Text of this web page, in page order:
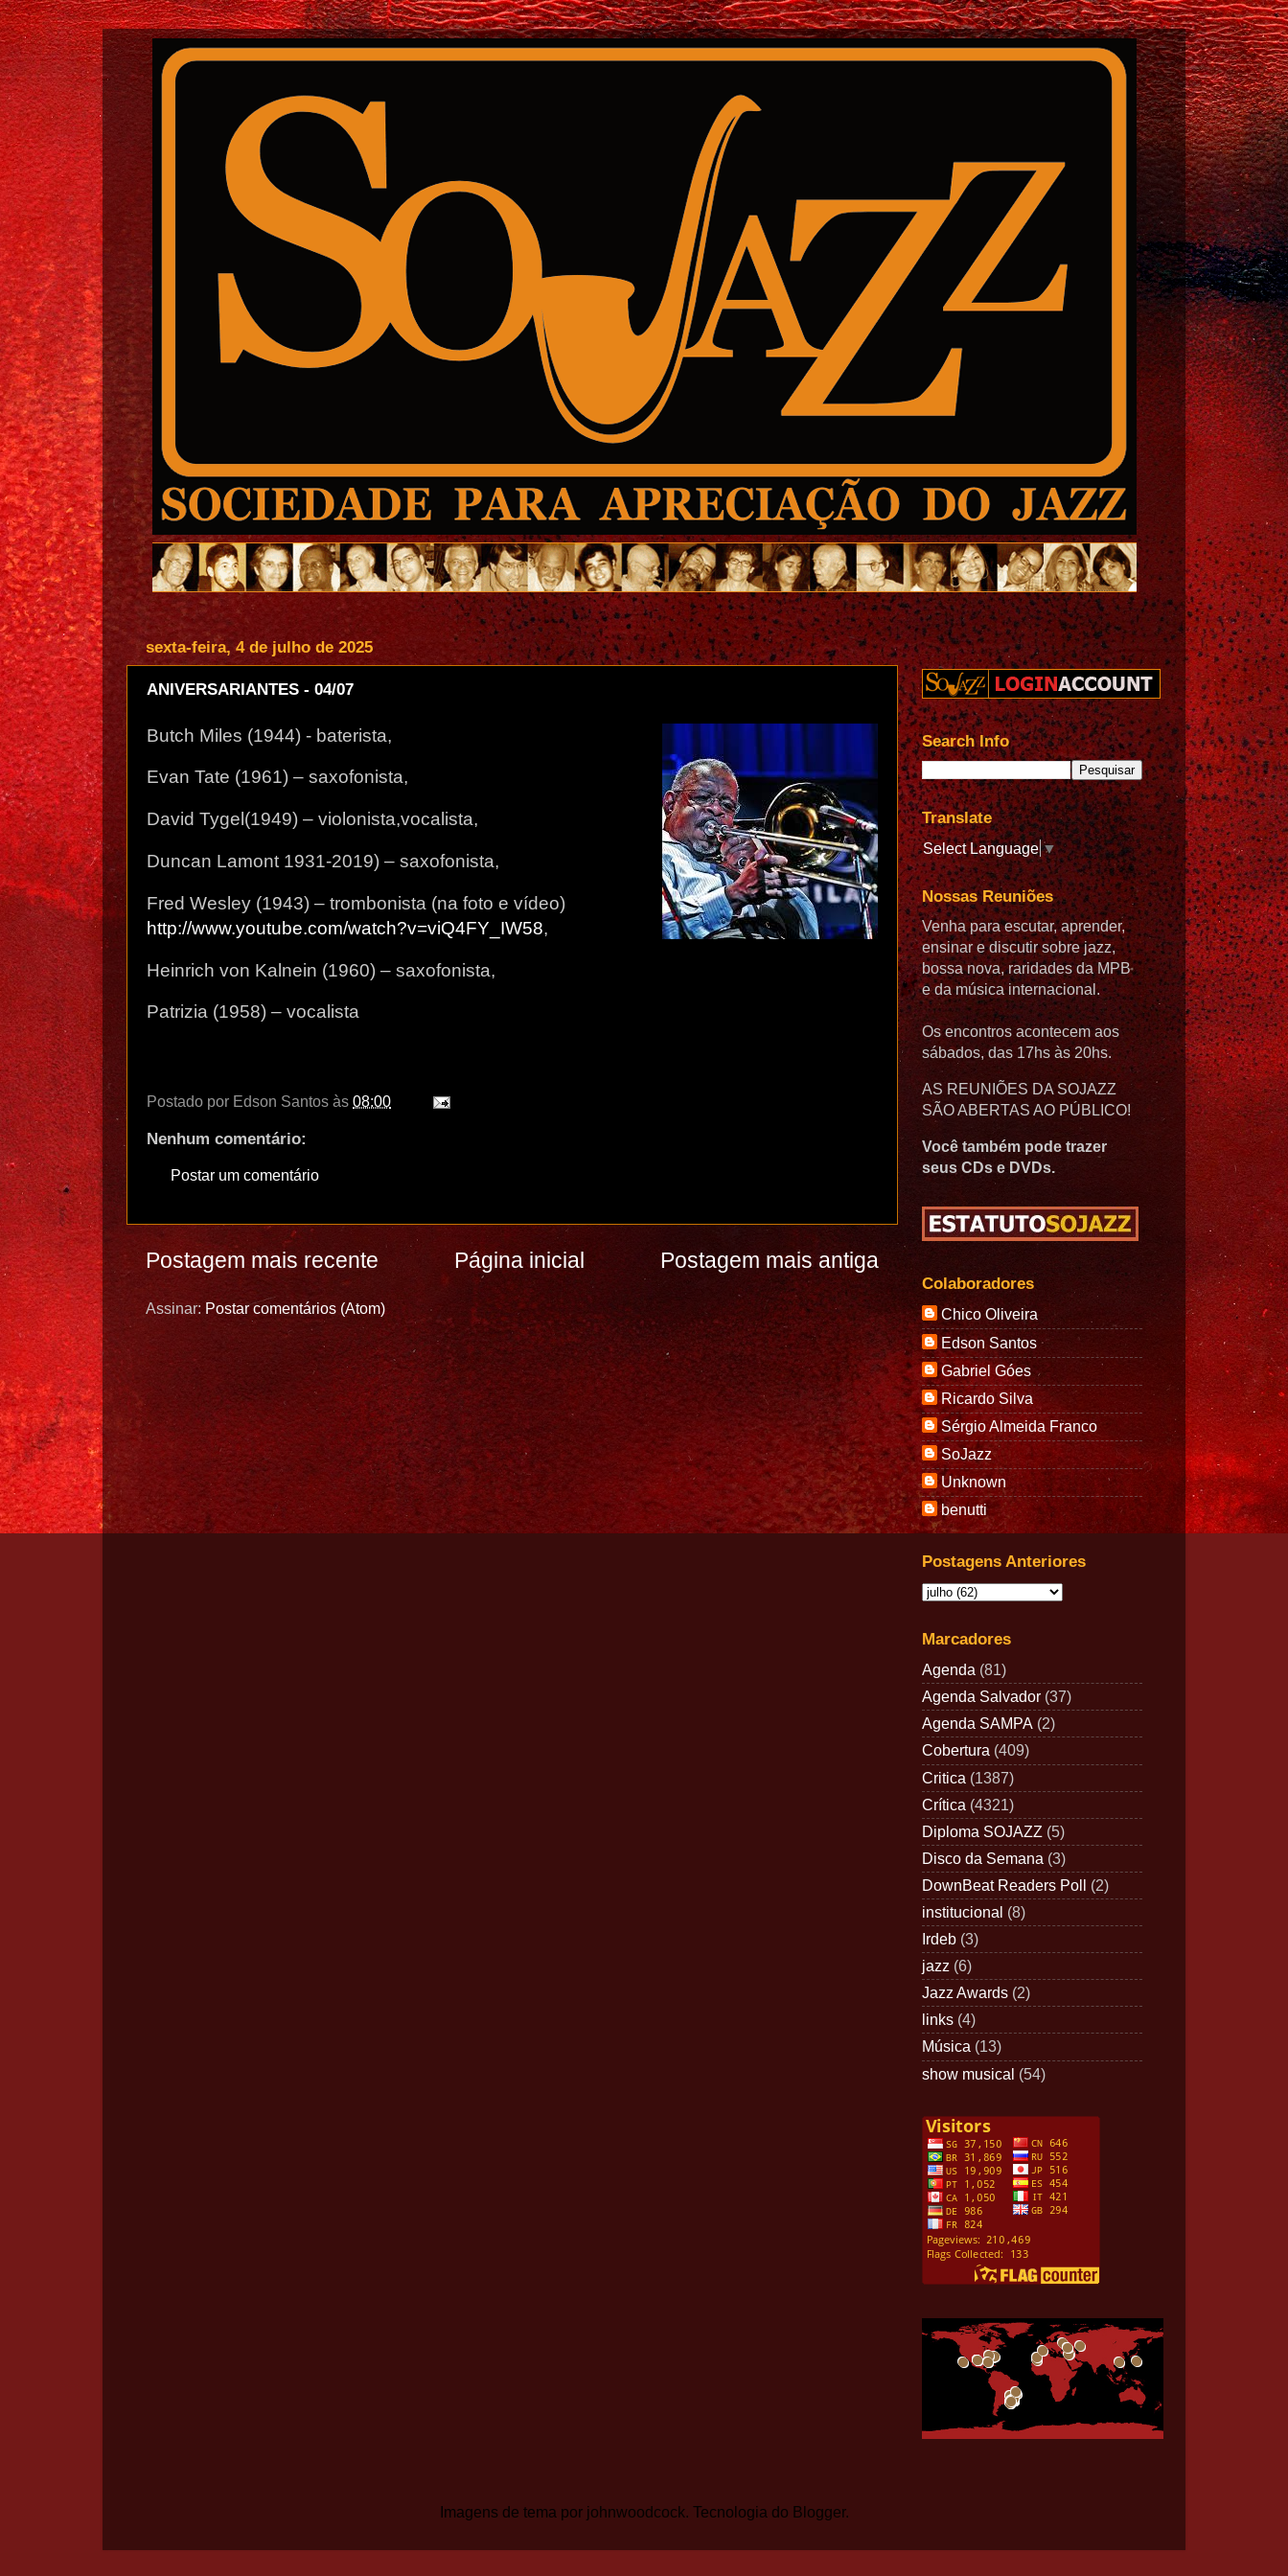
sexta-feira, 4 de julho de 2025
ANIVERSARIANTES - 04/07
Butch Miles (1944) - baterista,
Evan Tate (1961) – saxofonista,
David Tygel(1949) – violonista,vocalista,
Duncan Lamont 1931-2019) – saxofonista,
Fred Wesley (1943) – trombonista (na foto e vídeo)
http://www.youtube.com/watch?v=viQ4FY_IW58,
Heinrich von Kalnein (1960) – saxofonista,
Patrizia (1958) – vocalista
Postado por Edson Santos às 08:00
Nenhum comentário:
Postar um comentário
Postagem mais recente Postagem mais antiga
Página inicial
Assinar: Postar comentários (Atom)
Search Info
Translate
Select Language▼
Nossas Reuniões
Venha para escutar, aprender,
ensinar e discutir sobre jazz,
bossa nova, raridades da MPB
e da música internacional.
Os encontros acontecem aos
sábados, das 17hs às 20hs.
AS REUNIÕES DA SOJAZZ
SÃO ABERTAS AO PÚBLICO!
Você também pode trazer
seus CDs e DVDs.
Colaboradores
Chico Oliveira
Edson Santos
Gabriel Góes
Ricardo Silva
Sérgio Almeida Franco
SoJazz
Unknown
benutti
Postagens Anteriores
Marcadores
Agenda (81)
Agenda Salvador (37)
Agenda SAMPA (2)
Cobertura (409)
Critica (1387)
Crítica (4321)
Diploma SOJAZZ (5)
Disco da Semana (3)
DownBeat Readers Poll (2)
institucional (8)
Irdeb (3)
jazz (6)
Jazz Awards (2)
links (4)
Música (13)
show musical (54)
Imagens de tema por johnwoodcock. Tecnologia do Blogger.